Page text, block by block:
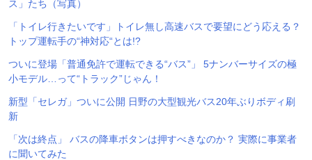
ス」たち（写真）
「トイレ行きたいです」トイレ無し高速バスで要望にどう応える？
トップ運転手の“神対応“とは!?
ついに登場「普通免許で運転できる“バス”」 5ナンバーサイズの極
小モデル…って“トラック”じゃん！
新型「セレガ」ついに公開 日野の大型観光バス20年ぶりボディ刷
新
「次は終点」 バスの降車ボタンは押すべきなのか？ 実際に事業者
に聞いてみた